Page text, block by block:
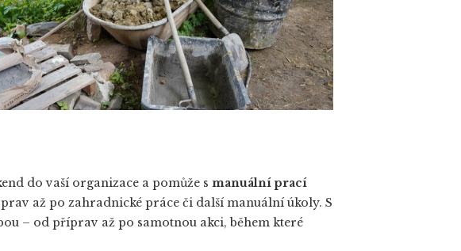
do vaší organizace a pomůže s manuální prací
až po zahradnické práce či další manuální úkoly. S
– od příprav až po samotnou akci, během které